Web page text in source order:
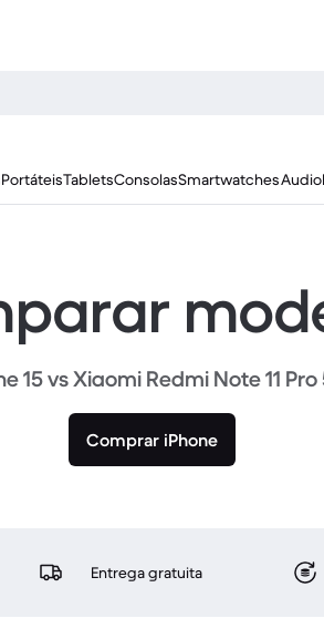
PortáteisTabletsConsolasSmartwatchesAudio
15 vs Xiaomi Redmi Note 11 Pro
Comprar iPhone
Entrega gratuita